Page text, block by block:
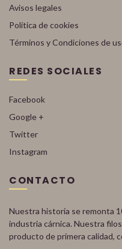
Avisos legales
Política de cookies
Términos y Condiciones de
REDES SOCIALES
Facebook
Google +
Twitter
Instagram
CONTACTO
Nuestra historia se remonta
industria cárnica. Nuestra
producto de primera calidad,